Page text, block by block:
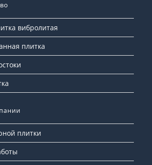
вибролитая
плитка
плитки